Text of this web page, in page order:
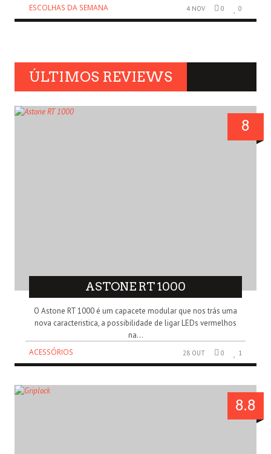
ESCOLHAS DA SEMANA
4 NOV 0 0
ÚLTIMOS REVIEWS
8
ASTONE RT 1000
O Astone RT 1000 é um capacete modular que nos trás uma
nova caracteristica, a possibilidade de ligar LEDs vermelhos
na...
ACESSÓRIOS
28 OUT 0 1
8.8